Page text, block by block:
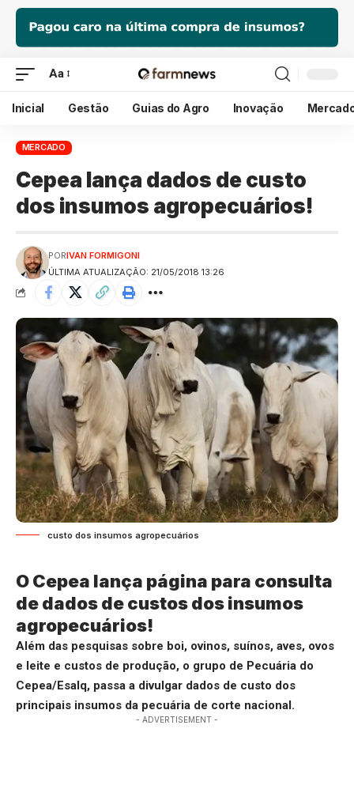
Aa
Inicial Gestão Guias do Agro Inovação
MERCADO
Cepea lança dados de custo
dos insumos agropecuários!
ÚLTIMA ATUALIZAÇÃO: 21/05/2018 13:26
PORIVAN FORMIGONI
custo dos insumos agropecuários
O Cepea lança página para consulta
de dados de custos dos insumos
agropecuários!
Além das pesquisas sobre boi, ovinos, suínos, aves, ovos
e leite e custos de produção, o grupo de Pecuária do
Cepea/Esalq, passa a divulgar dados de custo dos
principais insumos da pecuária de corte nacional.
- ADVERTISEMENT -